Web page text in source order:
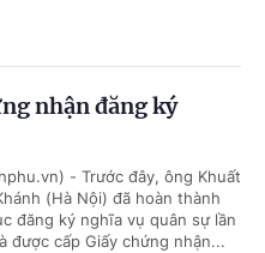
nhận đăng ký
- Trước đây, ông Khuất
(Hà Nội) đã hoàn thành
đăng ký nghĩa vụ quân sự lần
được cấp Giấy chứng nhận...